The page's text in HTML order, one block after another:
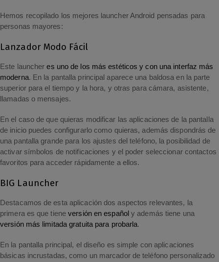
Hemos recopilado los mejores launcher Android pensadas para
personas mayores:
Lanzador Modo Fácil
Este launcheres uno de los más estéticos y con una interfaz más
moderna. En la pantalla principal aparece una baldosa en la parte
superior para el tiempo y la hora, y otras para cámara, asistente,
llamadas o mensajes.
En el caso de que quieras modificar las aplicaciones de la pantalla
de inicio puedes configurarlo como quieras, además dispondrás de
una pantalla grande para los ajustes del teléfono, la posibilidad de
activar símbolos de notificaciones y el poder seleccionar contactos
favoritos para acceder rápidamente a ellos.
BIG Launcher
Destacamos de esta aplicación dos aspectos relevantes, la
primera es que tieneversión en español y además tiene una
versión más limitada gratuita para probarla.
En la pantalla principal, el diseño es simple con aplicaciones
básicas incrustadas, como un marcador de teléfono personalizado